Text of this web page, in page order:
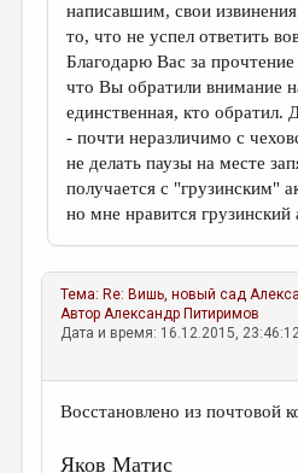
написавшим, свои
то, что не успел ответить
Благодарю Вас за
что Вы обратили внимание
единственная, кто обратил.
- почти неразличимо с
не делать паузы на месте
получается с "грузинским"
но мне нравится грузинский
Тема: Re: Вишь, новый сад
АвторАлександр Питиримов
Дата и время: 16.12.2015,
Восстановлено из почтовой
Яков Матис